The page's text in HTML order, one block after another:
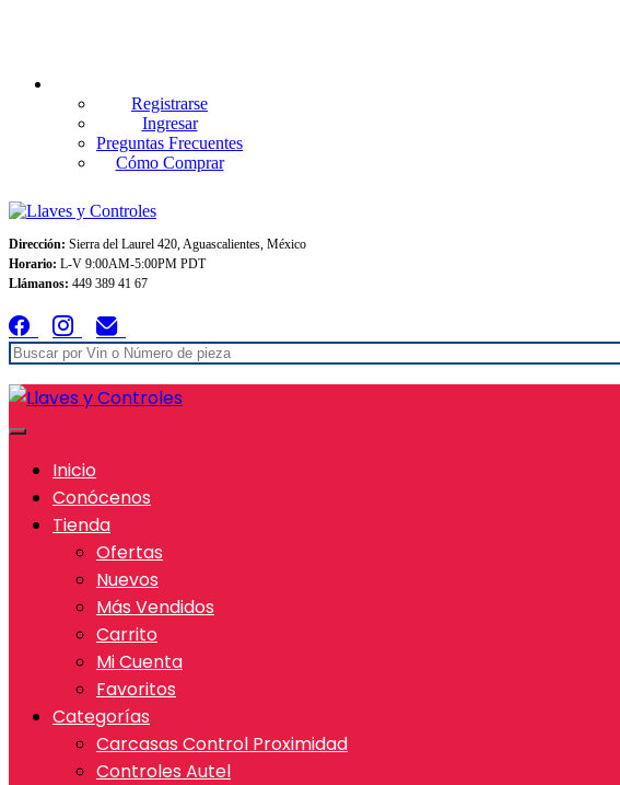
Registrarse
Ingresar
Preguntas Frecuentes
Cómo Comprar
Dirección: Sierra del Laurel 420, Aguascalientes, México
Horario: L-V 9:00AM-5:00PM PDT
Llámanos: 449 389 41 67
Inicio
Conócenos
Tienda
Ofertas
Nuevos
Más Vendidos
Carrito
Mi Cuenta
Favoritos
Categorías
Carcasas Control Proximidad
Controles Autel